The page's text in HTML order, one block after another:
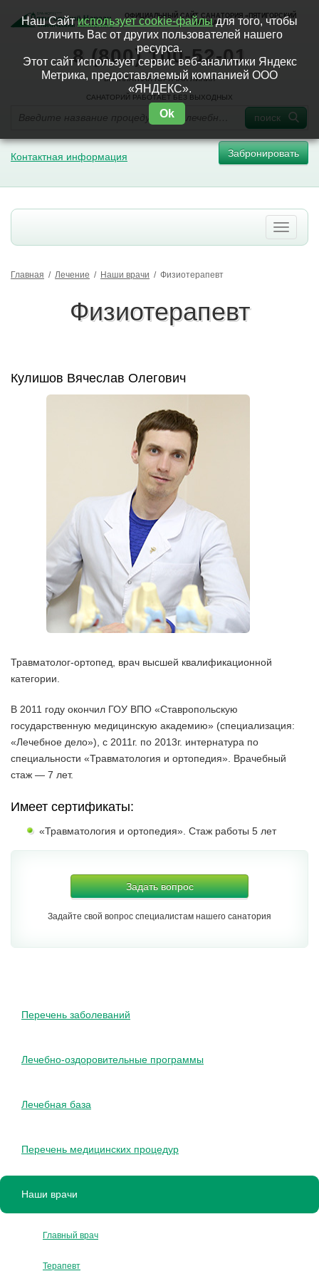
ОФИЦИАЛЬНЫЙ САЙТ САНАТОРИЯ «ПЯТИГОРСКИЙ
НАРЗАН»
8 (800) 100-52-01
БЕСПЛАТНАЯ ГОРЯЧАЯ ЛИНИЯ
САНАТОРИЙ РАБОТАЕТ БЕЗ ВЫХОДНЫХ
поиск
Контактная информация Забронировать
Главная / Лечение / Наши врачи / Физиотерапевт
Физиотерапевт
Кулишов Вячеслав Олегович
Травматолог-ортопед, врач высшей квалификационной
категории.
В 2011 году окончил ГОУ ВПО «Ставропольскую
государственную медицинскую академию» (специализация:
«Лечебное дело»), с 2011г. по 2013г. интернатура по
специальности «Травматология и ортопедия». Врачебный
стаж — 7 лет.
Имеет сертификаты:
«Травматология и ортопедия». Стаж работы 5 лет
Задать вопрос
Задайте свой вопрос специалистам нашего санатория
Перечень заболеваний
Лечебно-оздоровительные программы
Лечебная база
Перечень медицинских процедур
Наши врачи
Главный врач
Терапевт
Наш Сайтиспользует cookie-файлыдля того, чтобы
отличить Вас от других пользователей нашего
ресурса.
Этот сайт использует сервис веб-аналитики Яндекс
Метрика, предоставляемый компанией ООО
«ЯНДЕКС».
Ok